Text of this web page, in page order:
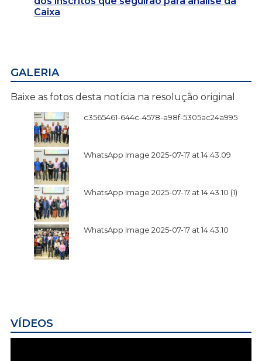
Caixa
GALERIA
Baixe as fotos desta notícia na resolução original
c3565461-644c-4578-a98f-5305ac24a995
WhatsApp Image 2025-07-17 at 14.43.09
WhatsApp Image 2025-07-17 at 14.43.10 (1)
WhatsApp Image 2025-07-17 at 14.43.10
VÍDEOS